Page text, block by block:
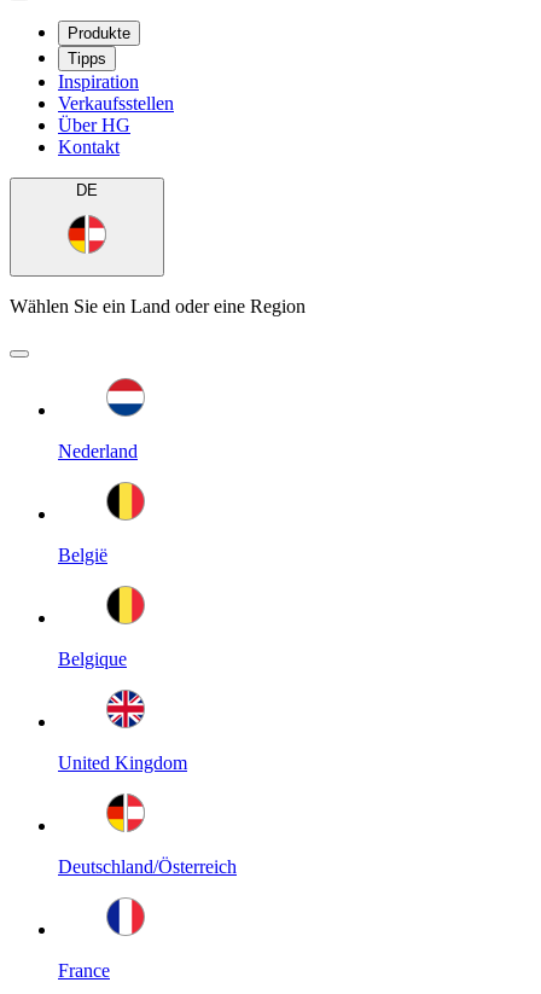
Produkte
Tipps
Inspiration
Verkaufsstellen
Über HG
Kontakt
DE
Wählen Sie ein Land oder eine Region
Nederland
België
Belgique
United Kingdom
Deutschland/Österreich
France